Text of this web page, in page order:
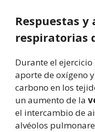
Respuestas
respiratorias
Durante el
aporte de oxígeno
carbono en los
un aumento de la
el intercambio de
alvéolos